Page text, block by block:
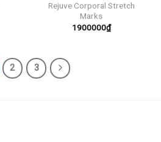
Rejuve Corporal Stretch
Marks
1900000₫
2 3